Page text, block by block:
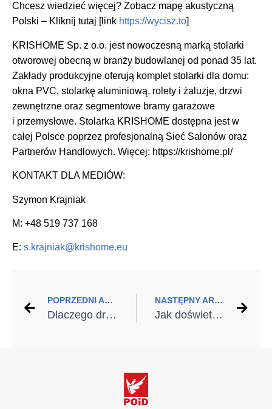
Chcesz wiedzieć więcej? Zobacz mapę akustyczną
Polski – Kliknij tutaj [link https://wycisz.to]
KRISHOME Sp. z o.o. jest nowoczesną marką stolarki
otworowej obecną w branży budowlanej od ponad 35 lat.
Zakłady produkcyjne oferują komplet stolarki dla domu:
okna PVC, stolarkę aluminiową, rolety i żaluzje, drzwi
zewnętrzne oraz segmentowe bramy garażowe
i przemysłowe. Stolarka KRISHOME dostępna jest w
całej Polsce poprzez profesjonalną Sieć Salonów oraz
Partnerów Handlowych. Więcej: https://krishome.pl/
KONTAKT DLA MEDIÓW:
Szymon Krajniak
M: +48 519 737 168
E: s.krajniak@krishome.eu
POPRZEDNI ARTYKUŁ
Dlaczego drzwi PORTA THERMO to najlepszy wybór
NASTĘPNY ARTYKUŁ
Jak doświetlić garaż naturalnym światłem?